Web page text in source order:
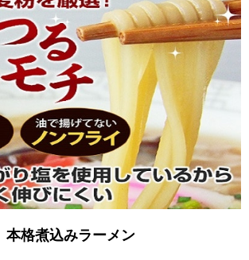
本格煮込みラーメン